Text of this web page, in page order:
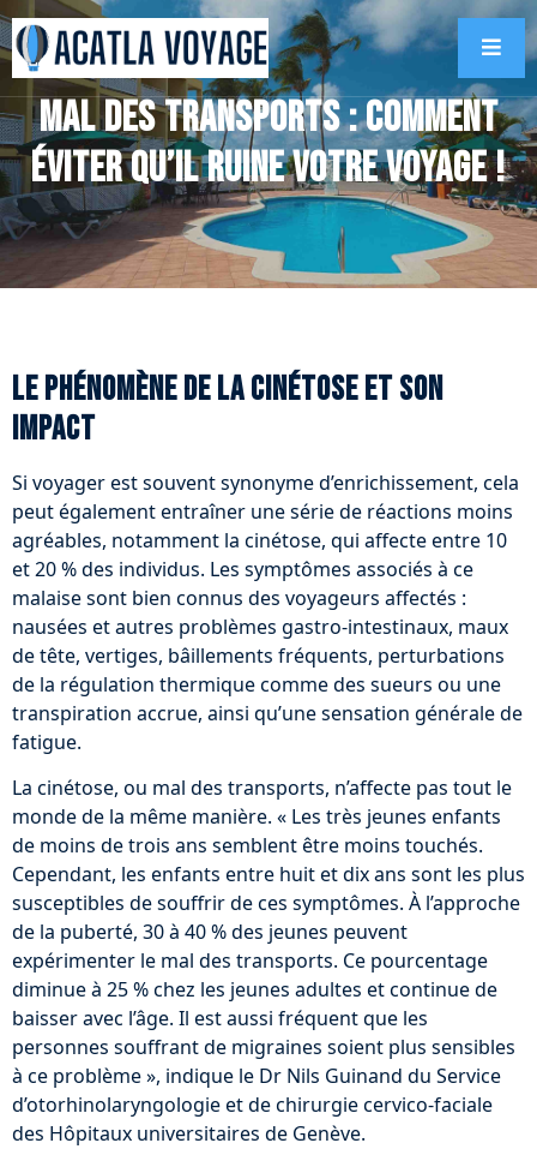
Mal des transports : comment
éviter qu’il ruine votre voyage !
Le phénomène de la cinétose et son
impact
Si voyager est souvent synonyme d’enrichissement, cela
peut également entraîner une série de réactions moins
agréables, notamment la cinétose, qui affecte entre 10
et 20 % des individus. Les symptômes associés à ce
malaise sont bien connus des voyageurs affectés :
nausées et autres problèmes gastro-intestinaux, maux
de tête, vertiges, bâillements fréquents, perturbations
de la régulation thermique comme des sueurs ou une
transpiration accrue, ainsi qu’une sensation générale de
fatigue.
La cinétose, ou mal des transports, n’affecte pas tout le
monde de la même manière. « Les très jeunes enfants
de moins de trois ans semblent être moins touchés.
Cependant, les enfants entre huit et dix ans sont les plus
susceptibles de souffrir de ces symptômes. À l’approche
de la puberté, 30 à 40 % des jeunes peuvent
expérimenter le mal des transports. Ce pourcentage
diminue à 25 % chez les jeunes adultes et continue de
baisser avec l’âge. Il est aussi fréquent que les
personnes souffrant de migraines soient plus sensibles
à ce problème », indique le Dr Nils Guinand du Service
d’otorhinolaryngologie et de chirurgie cervico-faciale
des Hôpitaux universitaires de Genève.